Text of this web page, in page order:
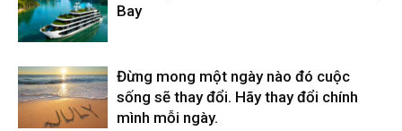
Bay
Đừng mong một ngày nào đó cuộc
sống sẽ thay đổi. Hãy thay đổi chính
mình mỗi ngày.